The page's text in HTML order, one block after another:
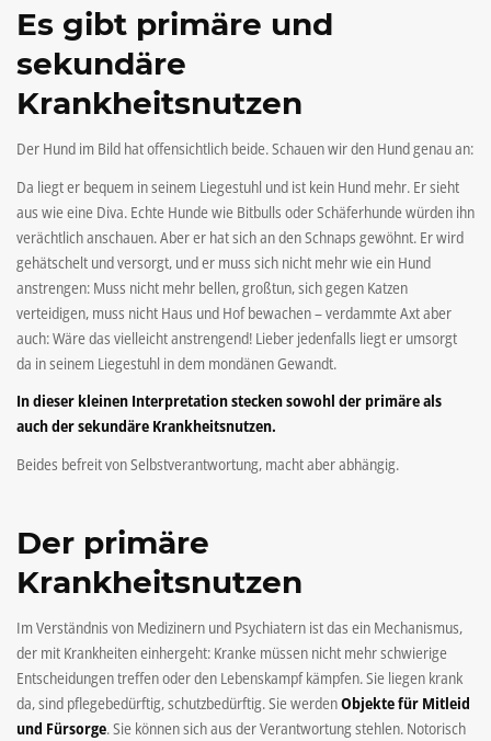
Es gibt primäre und
sekundäre
Krankheitsnutzen
Der Hund im Bild hat offensichtlich beide. Schauen wir den Hund genau an:
Da liegt er bequem in seinem Liegestuhl und ist kein Hund mehr. Er sieht
aus wie eine Diva. Echte Hunde wie Bitbulls oder Schäferhunde würden ihn
verächtlich anschauen. Aber er hat sich an den Schnaps gewöhnt. Er wird
gehätschelt und versorgt, und er muss sich nicht mehr wie ein Hund
anstrengen: Muss nicht mehr bellen, großtun, sich gegen Katzen
verteidigen, muss nicht Haus und Hof bewachen – verdammte Axt aber
auch: Wäre das vielleicht anstrengend! Lieber jedenfalls liegt er umsorgt
da in seinem Liegestuhl in dem mondänen Gewandt.
In dieser kleinen Interpretation stecken sowohl der primäre als
auch der sekundäre Krankheitsnutzen.
Beides befreit von Selbstverantwortung, macht aber abhängig.
Der primäre
Krankheitsnutzen
Im Verständnis von Medizinern und Psychiatern ist das ein Mechanismus,
der mit Krankheiten einhergeht: Kranke müssen nicht mehr schwierige
Entscheidungen treffen oder den Lebenskampf kämpfen. Sie liegen krank
da, sind pflegebedürftig, schutzbedürftig. Sie werdenObjekte für Mitleid
und Fürsorge. Sie können sich aus der Verantwortung stehlen. Notorisch